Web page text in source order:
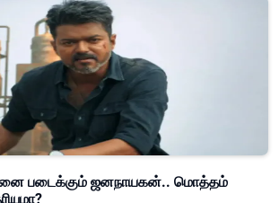
படைக்கும் ஜனநாயகன்.. மொத்தம்